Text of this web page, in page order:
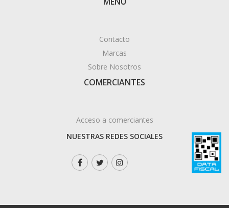
Contacto
Marcas
Sobre Nosotros
COMERCIANTES
Acceso a comerciantes
NUESTRAS REDES SOCIALES